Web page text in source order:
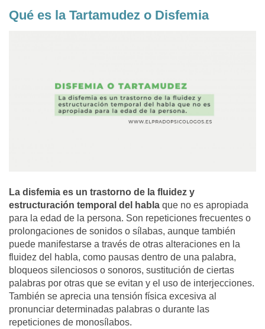
Qué es la Tartamudez o Disfemia
La disfemia es un trastorno de la fluidez y
estructuración temporal del habla que no es apropiada
para la edad de la persona. Son repeticiones frecuentes o
prolongaciones de sonidos o sílabas, aunque también
puede manifestarse a través de otras alteraciones en la
fluidez del habla, como pausas dentro de una palabra,
bloqueos silenciosos o sonoros, sustitución de ciertas
palabras por otras que se evitan y el uso de interjecciones.
También se aprecia una tensión física excesiva al
pronunciar determinadas palabras o durante las
repeticiones de monosílabos.